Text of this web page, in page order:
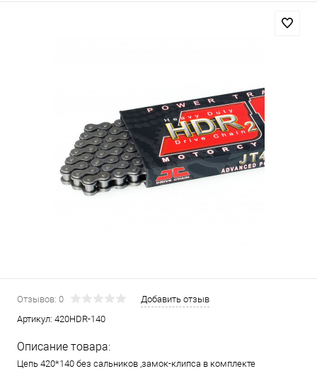
Отзывов: 0
Добавить отзыв
Артикул: 420HDR-140
Описание товара:
Цепь 420*140 без сальников ,замок-клипса в комплекте